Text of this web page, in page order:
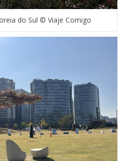
do Sul © Viaje Comigo